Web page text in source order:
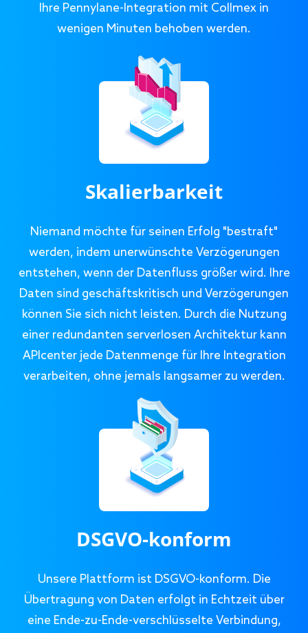
Ihre Pennylane-Integration mit Collmex in
wenigen Minuten behoben werden.
Skalierbarkeit
Niemand möchte für seinen Erfolg "bestraft"
werden, indem unerwünschte Verzögerungen
entstehen, wenn der Datenfluss größer wird. Ihre
Daten sind geschäftskritisch und Verzögerungen
können Sie sich nicht leisten. Durch die Nutzung
einer redundanten serverlosen Architektur kann
APIcenter jede Datenmenge für Ihre Integration
verarbeiten, ohne jemals langsamer zu werden.
DSGVO-konform
Unsere Plattform ist DSGVO-konform. Die
Übertragung von Daten erfolgt in Echtzeit über
eine Ende-zu-Ende-verschlüsselte Verbindung,